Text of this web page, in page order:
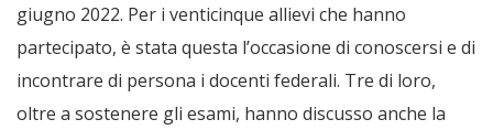
giugno 2022. Per i venticinque allievi che hanno
partecipato, è stata questa l’occasione di conoscersi e di
incontrare di persona i docenti federali. Tre di loro,
oltre a sostenere gli esami, hanno discusso anche la